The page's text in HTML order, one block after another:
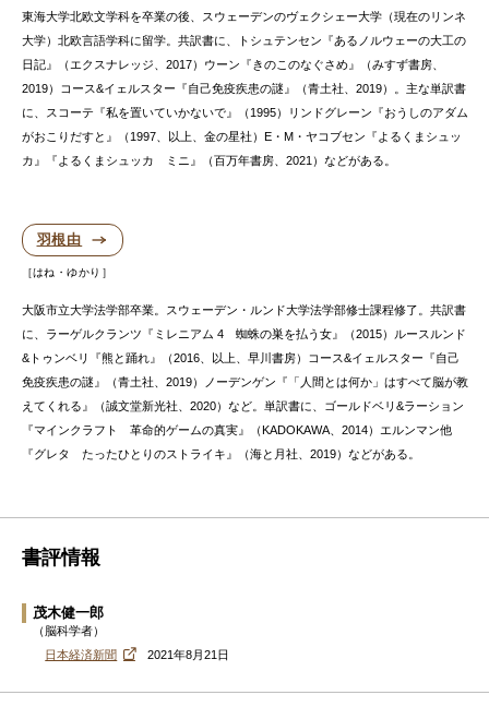
東海大学北欧文学科を卒業の後、スウェーデンのヴェクシェー大学（現在のリンネ
大学）北欧言語学科に留学。共訳書に、トシュテンセン『あるノルウェーの大工の
日記』（エクスナレッジ、2017）ウーン『きのこのなぐさめ』（みすず書房、
2019）コース&イェルスター『自己免疫疾患の謎』（青土社、2019）。主な単訳書
に、スコーテ『私を置いていかないで』（1995）リンドグレーン『おうしのアダム
がおこりだすと』（1997、以上、金の星社）E・M・ヤコブセン『よるくまシュッ
カ』『よるくまシュッカ ミニ』（百万年書房、2021）などがある。
羽根由
はね・ゆかり
大阪市立大学法学部卒業。スウェーデン・ルンド大学法学部修士課程修了。共訳書
に、ラーゲルクランツ『ミレニアム 4 蜘蛛の巣を払う女』（2015）ルースルンド
&トゥンベリ『熊と踊れ』（2016、以上、早川書房）コース&イェルスター『自己
免疫疾患の謎』（青土社、2019）ノーデンゲン『「人間とは何か」はすべて脳が教
えてくれる』（誠文堂新光社、2020）など。単訳書に、ゴールドベリ&ラーション
『マインクラフト 革命的ゲームの真実』（KADOKAWA、2014）エルンマン他
『グレタ たったひとりのストライキ』（海と月社、2019）などがある。
書評情報
茂木健一郎
（脳科学者）
日本経済新聞
2021年8月21日